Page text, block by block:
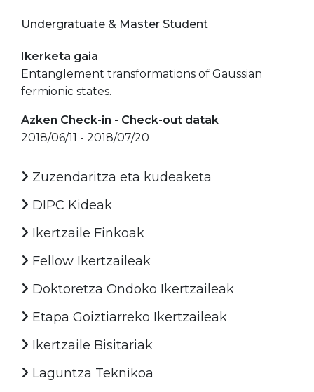
Undergratuate & Master Student
Ikerketa gaia
Entanglement transformations of Gaussian
fermionic states.
Azken Check-in - Check-out datak
2018/06/11 - 2018/07/20
Zuzendaritza eta kudeaketa
DIPC Kideak
Ikertzaile Finkoak
Fellow Ikertzaileak
Doktoretza Ondoko Ikertzaileak
Etapa Goiztiarreko Ikertzaileak
Ikertzaile Bisitariak
Laguntza Teknikoa